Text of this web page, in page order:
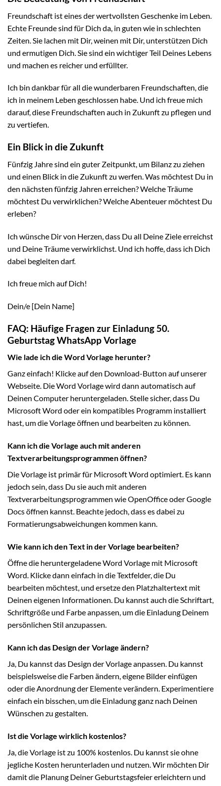
Freundschaft ist eines der wertvollsten Geschenke im Leben.
Echte Freunde sind für Dich da, in guten wie in schlechten
Zeiten. Sie lachen mit Dir, weinen mit Dir, unterstützen Dich
und ermutigen Dich. Sie sind ein wichtiger Teil Deines Lebens
und machen es reicher und erfüllter.
Ich bin dankbar für all die wunderbaren Freundschaften, die
ich in meinem Leben geschlossen habe. Und ich freue mich
darauf, diese Freundschaften auch in Zukunft zu pflegen und
zu vertiefen.
Ein Blick in die Zukunft
Fünfzig Jahre sind ein guter Zeitpunkt, um Bilanz zu ziehen
und einen Blick in die Zukunft zu werfen. Was möchtest Du in
den nächsten fünfzig Jahren erreichen? Welche Träume
möchtest Du verwirklichen? Welche Abenteuer möchtest Du
erleben?
Ich wünsche Dir von Herzen, dass Du all Deine Ziele erreichst
und Deine Träume verwirklichst. Und ich hoffe, dass ich Dich
dabei begleiten darf.
Ich freue mich auf Dich!
Dein/e [Dein Name]
FAQ: Häufige Fragen zur Einladung 50.
Geburtstag WhatsApp Vorlage
Wie lade ich die Word Vorlage herunter?
Ganz einfach! Klicke auf den Download-Button auf unserer
Webseite. Die Word Vorlage wird dann automatisch auf
Deinen Computer heruntergeladen. Stelle sicher, dass Du
Microsoft Word oder ein kompatibles Programm installiert
hast, um die Vorlage öffnen und bearbeiten zu können.
Kann ich die Vorlage auch mit anderen
Textverarbeitungsprogrammen öffnen?
Die Vorlage ist primär für Microsoft Word optimiert. Es kann
jedoch sein, dass Du sie auch mit anderen
Textverarbeitungsprogrammen wie OpenOffice oder Google
Docs öffnen kannst. Beachte jedoch, dass es dabei zu
Formatierungsabweichungen kommen kann.
Wie kann ich den Text in der Vorlage bearbeiten?
Öffne die heruntergeladene Word Vorlage mit Microsoft
Word. Klicke dann einfach in die Textfelder, die Du
bearbeiten möchtest, und ersetze den Platzhaltertext mit
Deinen eigenen Informationen. Du kannst auch die Schriftart,
Schriftgröße und Farbe anpassen, um die Einladung Deinem
persönlichen Stil anzupassen.
Kann ich das Design der Vorlage ändern?
Ja, Du kannst das Design der Vorlage anpassen. Du kannst
beispielsweise die Farben ändern, eigene Bilder einfügen
oder die Anordnung der Elemente verändern. Experimentiere
einfach ein bisschen, um die Einladung ganz nach Deinen
Wünschen zu gestalten.
Ist die Vorlage wirklich kostenlos?
Ja, die Vorlage ist zu 100% kostenlos. Du kannst sie ohne
jegliche Kosten herunterladen und nutzen. Wir möchten Dir
damit die Planung Deiner Geburtstagsfeier erleichtern und